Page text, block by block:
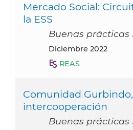
Mercado Social:
la ESS
Buenas prácticas
diciembre 2022
REAS
Comunidad
intercooperación
Buenas prácticas